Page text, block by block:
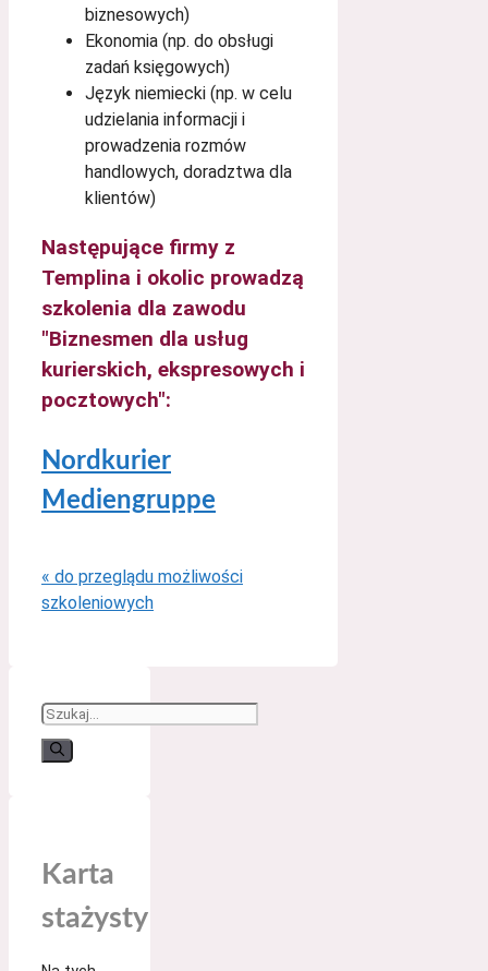
biznesowych)
Ekonomia (np. do obsługi
zadań księgowych)
Język niemiecki (np. w celu
udzielania informacji i
prowadzenia rozmów
handlowych, doradztwa dla
klientów)
Następujące firmy z
Templina i okolic prowadzą
szkolenia dla zawodu
"Biznesmen dla usług
kurierskich, ekspresowych i
pocztowych":
Nordkurier
Mediengruppe
« do przeglądu możliwości
szkoleniowych
Suchen
nach:
Karta
stażysty